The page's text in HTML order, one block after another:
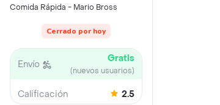
Comida Rápida - Mario Bross
Cerrado por hoy
Envío Gratis
(nuevos usuarios)
Calificación 2.5